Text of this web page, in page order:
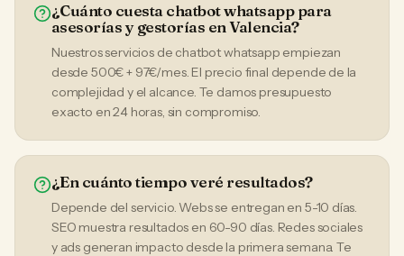
¿Cuánto cuesta chatbot whatsapp para
asesorías y gestorías en Valencia?
Nuestros servicios de chatbot whatsapp empiezan
desde 500€ + 97€/mes. El precio final depende de la
complejidad y el alcance. Te damos presupuesto
exacto en 24 horas, sin compromiso.
¿En cuánto tiempo veré resultados?
Depende del servicio. Webs se entregan en 5-10 días.
SEO muestra resultados en 60-90 días. Redes sociales
y ads generan impacto desde la primera semana. Te